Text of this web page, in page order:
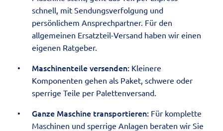
schnell, mit Sendungsverfolgung und
persönlichem Ansprechpartner. Für den
allgemeinen Ersatzteil-Versand haben wir einen
eigenen Ratgeber.
Maschinenteile versenden: Kleinere
Komponenten gehen als Paket, schwere oder
sperrige Teile per Palettenversand
Ganze Maschine transportieren: Für komplette
Maschinen und sperrige Anlagen beraten wir Sie